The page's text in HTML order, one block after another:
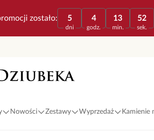
zostało: 5
dni
4
godz.
13
min.
52
sek.
Nowości Zestawy Wyprzedaż Kamienie